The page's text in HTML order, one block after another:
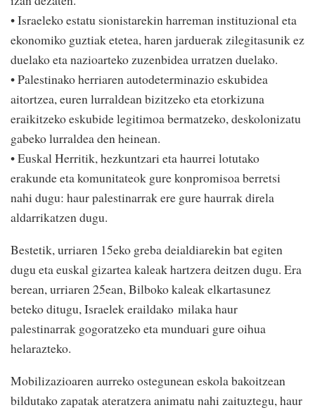
• Israeleko estatu sionistarekin harreman instituzional eta
ekonomiko guztiak etetea, haren jarduerak zilegitasunik ez
duelako eta nazioarteko zuzenbidea urratzen duelako.
• Palestinako herriaren autodeterminazio eskubidea
aitortzea, euren lurraldean bizitzeko eta etorkizuna
eraikitzeko eskubide legitimoa bermatzeko, deskolonizatu
gabeko lurraldea den heinean.
• Euskal Herritik, hezkuntzari eta haurrei lotutako
erakunde eta komunitateok gure konpromisoa berretsi
nahi dugu: haur palestinarrak ere gure haurrak direla
aldarrikatzen dugu.
Bestetik, urriaren 15eko greba deialdiarekin bat egiten
dugu eta euskal gizartea kaleak hartzera deitzen dugu. Era
berean, urriaren 25ean, Bilboko kaleak elkartasunez
beteko ditugu, Israelek eraildako milaka haur
palestinarrak gogoratzeko eta munduari gure oihua
helarazteko.
Mobilizazioaren aurreko ostegunean eskola bakoitzean
bildutako zapatak ateratzera animatu nahi zaituztegu, haur